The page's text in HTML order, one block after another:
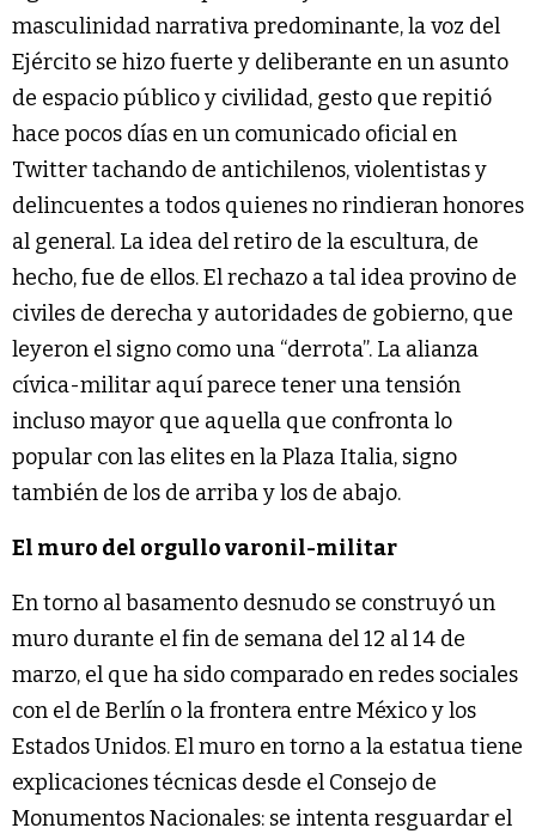
masculinidad narrativa predominante, la voz del
Ejército se hizo fuerte y deliberante en un asunto
de espacio público y civilidad, gesto que repitió
hace pocos días en un comunicado oficial en
Twitter tachando de antichilenos, violentistas y
delincuentes a todos quienes no rindieran honores
al general. La idea del retiro de la escultura, de
hecho, fue de ellos. El rechazo a tal idea provino de
civiles de derecha y autoridades de gobierno, que
leyeron el signo como una “derrota”. La alianza
cívica-militar aquí parece tener una tensión
incluso mayor que aquella que confronta lo
popular con las elites en la Plaza Italia, signo
también de los de arriba y los de abajo.
El muro del orgullo varonil-militar
En torno al basamento desnudo se construyó un
muro durante el fin de semana del 12 al 14 de
marzo, el que ha sido comparado en redes sociales
con el de Berlín o la frontera entre México y los
Estados Unidos. El muro en torno a la estatua tiene
explicaciones técnicas desde el Consejo de
Monumentos Nacionales: se intenta resguardar el